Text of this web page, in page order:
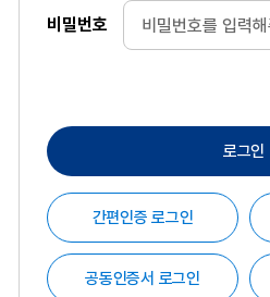
비밀번호
로그인
간편인증 로그인
공동인증서 로그인